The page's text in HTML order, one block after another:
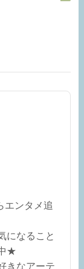
エンタメ追
になること
★
きなアーテ